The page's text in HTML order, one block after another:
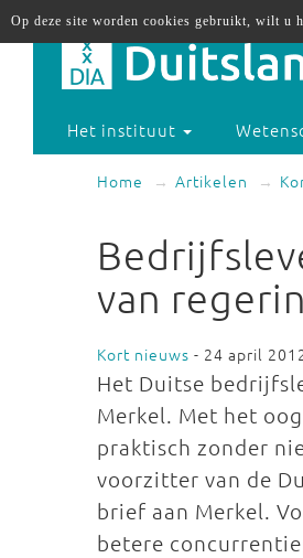
Het instituut
Home Artikelen
van
Kort nieuws - 24 april
Het Duitse
Merkel. Met het
praktisch zonder
voorzitter van de
brief aan Merkel.
betere
Op deze site worden cookies gebruikt, wilt u